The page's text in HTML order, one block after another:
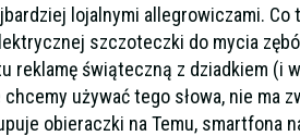
lojalnymi allegrowiczami.
szczoteczki do mycia
reklamę świąteczną z dziadkiem (i
używać tego słowa, nie ma
obieraczki na Temu, smartfona